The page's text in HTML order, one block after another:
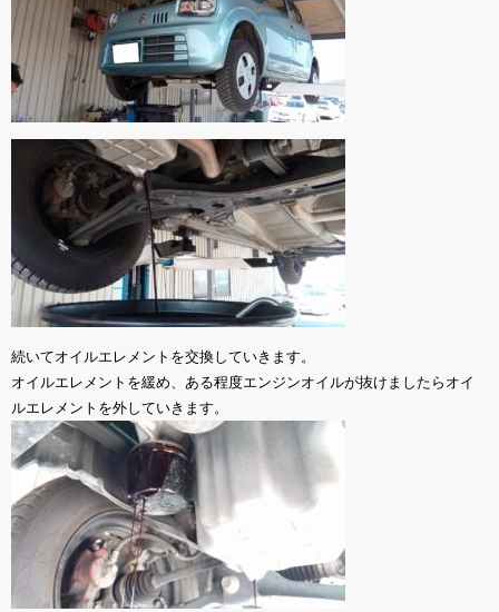
続いてオイルエレメントを交換していきます。
オイルエレメントを緩め、ある程度エンジンオイルが抜けましたらオイ
ルエレメントを外していきます。